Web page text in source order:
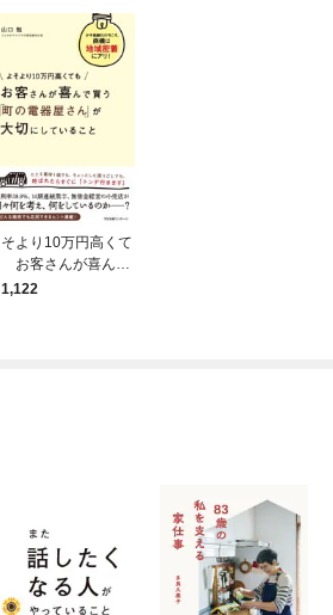
そより10万円高くて
お客さんが喜んで
う 「町の電器屋さ
1,122